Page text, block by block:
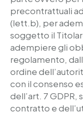
precontrattuali
(lett.b), per
soggetto il
adempiere gli
regolamento,
ordine
con il consenso
dell’art. 7 GDPR,
contratto e